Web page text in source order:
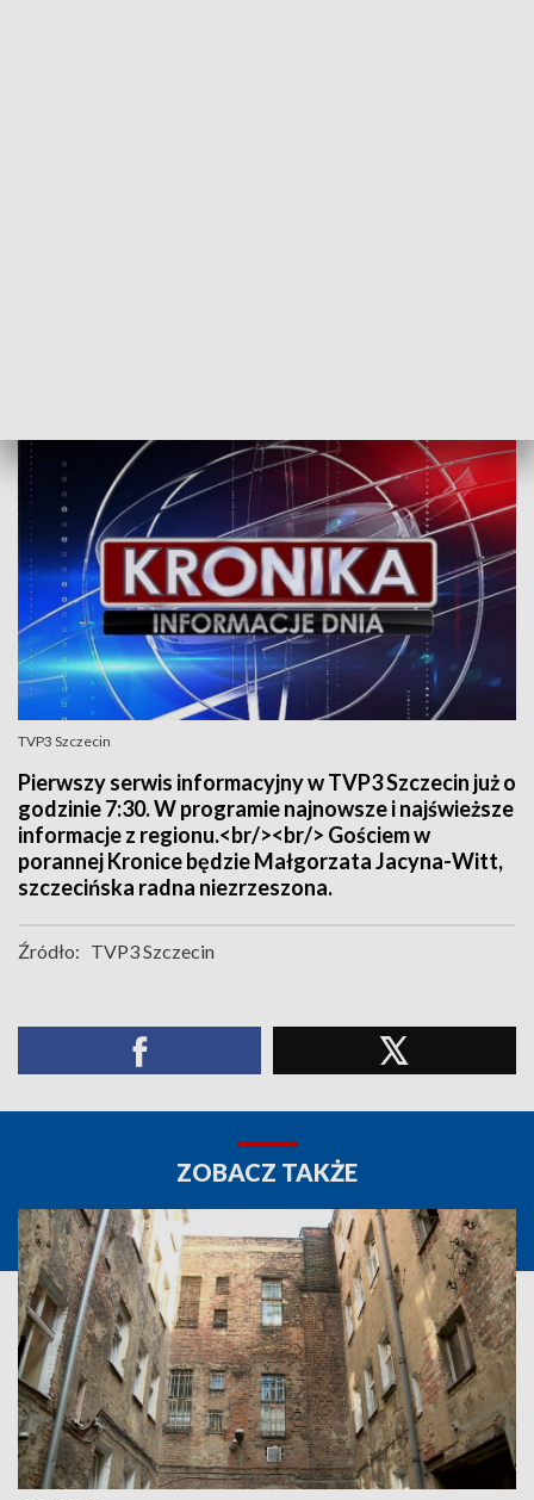
TVP3 Szczecin
Pierwszy serwis informacyjny w TVP3 Szczecin już o
godzinie 7:30. W programie najnowsze i najświeższe
informacje z regionu.<br/><br/> Gościem w
porannej Kronice będzie Małgorzata Jacyna-Witt,
szczecińska radna niezrzeszona.
Źródło: TVP3 Szczecin
ZOBACZ TAKŻE